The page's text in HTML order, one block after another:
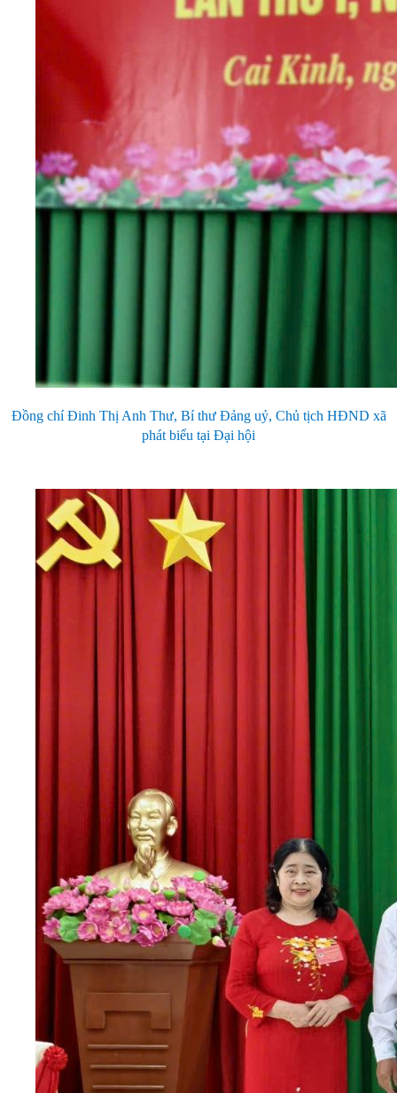
Đồng chí Đinh Thị Anh Thư, Bí thư Đảng uỷ, Chủ tịch HĐND xã
phát biểu tại Đại hội